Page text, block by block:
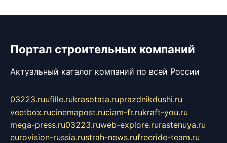
Портал строительных компаний
Актуальный каталог компаний по всей России
03223.ruufille.rukrasotata.ruprazdnikdushi.ru
veetbox.rucinemapost.ruciam-fr.rukraft-you.ru
mega-press.ru03223.ruweb-explore.rurastenuya.ru
eurovision-russia.rustrah-news.rufreeride-team.ru